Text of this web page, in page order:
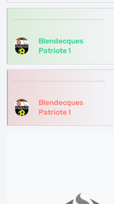
Blendecques
Patriote 1
Blendecques
Patriote 1